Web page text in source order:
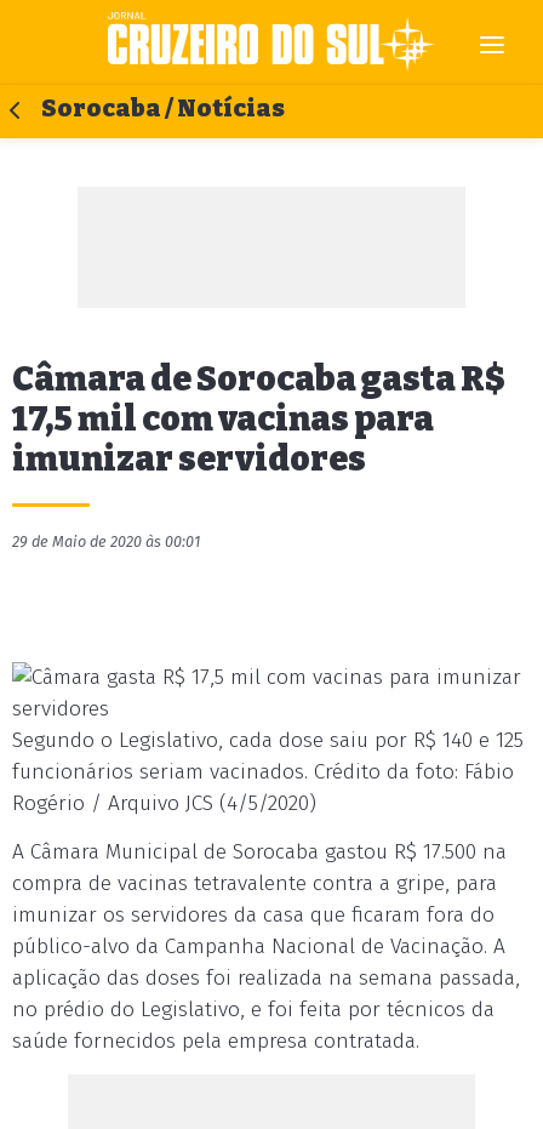
Sorocaba / Notícias
Câmara de Sorocaba gasta R$
17,5 mil com vacinas para
imunizar servidores
29 de Maio de 2020 às 00:01
Segundo o Legislativo, cada dose saiu por R$ 140 e 125
funcionários seriam vacinados. Crédito da foto: Fábio
Rogério / Arquivo JCS (4/5/2020)
A Câmara Municipal de Sorocaba gastou R$ 17.500 na
compra de vacinas tetravalente contra a gripe, para
imunizar os servidores da casa que ficaram fora do
público-alvo da Campanha Nacional de Vacinação. A
aplicação das doses foi realizada na semana passada,
no prédio do Legislativo, e foi feita por técnicos da
saúde fornecidos pela empresa contratada.